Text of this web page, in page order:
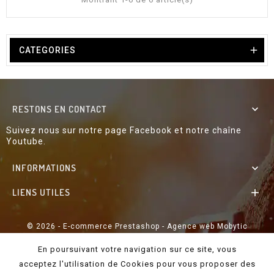
CATEGORIES 
RESTONS EN CONTACT 
Suivez nous sur notre page Facebook et notre chaîne
Youtube.
INFORMATIONS 
LIENS UTILES 
© 2026 - E-commerce Prestashop - Agence web Mobytic
En poursuivant votre navigation sur ce site, vous
acceptez l'utilisation de Cookies pour vous proposer des